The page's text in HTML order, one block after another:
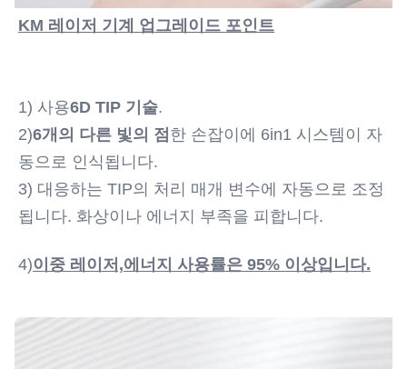
KM 레이저 기계 업그레이드 포인트
1) 사용6D TIP 기술.
2)6개의 다른 빛의 점 한 손잡이에 6in1 시스템이 자
동으로 인식됩니다.
3) 대응하는 TIP의 처리 매개 변수에 자동으로 조정
됩니다. 화상이나 에너지 부족을 피합니다.
4)이중 레이저,에너지 사용률은 95% 이상입니다.